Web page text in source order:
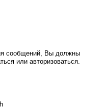
сообщений, Вы должны
или авторизоваться.